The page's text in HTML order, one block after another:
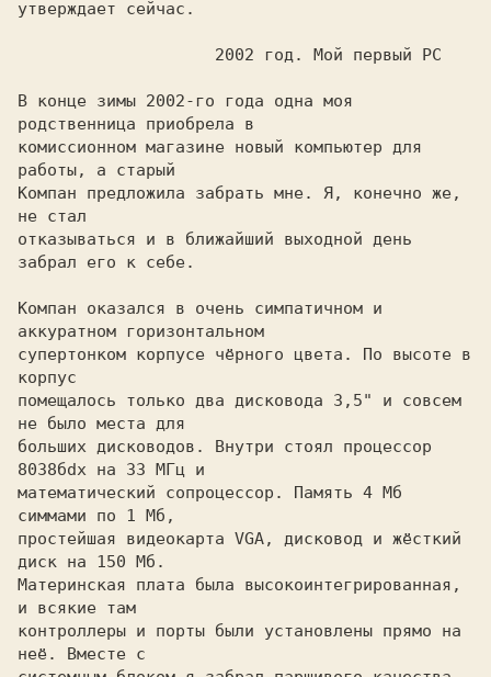
утверждает сейчас.